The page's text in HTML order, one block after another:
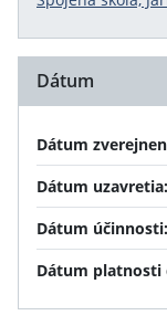
Dátum
Dátum
Dátum uzavretia:
Dátum účinnosti:
Dátum platnosti